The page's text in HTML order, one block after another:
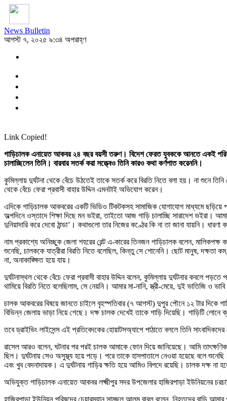
News Bulletin
আগস্ট ৭, ২০২৫ ৯:৩৪ অপরাহ্ণ
Link Copied!
গাড়িচালক এনায়েত আকবর ২৪ বছর বয়সী তরুণ। বিদেশ ফেরত যুবককে আনতে একই
চালাচ্ছিলেন তিনি। বারবার সতর্ক করা সত্ত্বেও তিনি কারও কথা কর্ণপাত করেননি।
কুমিল্লায় দুর্ঘটনা থেকে বেঁচে উঠতেই তাকে সতর্ক করে বিরতি নিতে বলা হয়। না শুনে
থেকে বেঁচে ফেরা প্রবাসী বাহার উদ্দিন এমনটাই অভিযোগ করেন।
এদিকে গাড়িচালক আকবরের একটি ভিডিও টিকটকসহ সামাজিক যোগাযোগ মাধ্যমে ছড়িয়ে
অল্পদিনে ওস্তাদে শিক্ষা দিছে মন ভইরা, তাইতো আজ গাড়ি চালাচ্ছি সারাদেশ ভইরা।
দুনিয়াদারি করে দেবো ঠান্ডা’। কথাগুলো তার নিজের কণ্ঠের কি না তা জানা যায়নি।
নাম প্রকাশ্যে অনিচ্ছুক জেলা শহরের রেন্ট এ-কারের তিনজন গাড়িচালক বলেন,
শুনেছি, চালককে যাত্রীরা বিরতি নিতে বলেছিল, কিন্তু সে শোনেনি। ছোট মানুষ,
না, অনাকাঙ্ক্ষিত হয়ে যায়।
দুর্ঘটনাস্থল থেকে বেঁচে ফেরা প্রবাসী বাহার উদ্দিন বলেন, কুমিল্লায় দুর্ঘটনার কবলে
থামিয়ে বিরতি নিতে বলেছিলাম, সে নেয়নি। আমার মা-নানি, স্ত্রী-মেয়ে, দুই ভাতিজি ও
চালক আকবরের বিষয়ে জানতে চাইলে বৃহস্পতিবার (৭ আগস্ট) দুপুর পৌনে ১২ টার দিকে
বিভিন্ন জেলায় ভাড়া নিয়ে গেছে। দক্ষ চালক দেখেই তাকে গাড়ি দিয়েছি। গাড়িটি
তবে ড্রাইভিং লাইসেন্স এই প্রতিবেদকের হোয়াটসঅ্যাপে পাঠাতে বললে তিনি সাংবাদিকদের
রাসেল আরও বলেন, ঘটনার পর পরই চালক আমাকে ফোন দিয়ে জানিয়েছে। আমি তাৎক্ষণিক
ছিল। দুর্ঘটনায় সেও অসুস্থ্য হয়ে পড়ে। পরে তাকে হাসপাতালে নেওয়া হয়েছে বলে
এবং খুব বেদনাদায়ক। এ দুর্ঘটনায় গাড়ির ক্ষতি হয়ে আমিও বিপদে রয়েছি। চালক দক্ষ না
অভিযুক্ত গাড়িচালক এনায়েত আকবর লক্ষ্মীপুর সদর উপজেলার হাজিরপাড়া ইউনিয়নের
হাজিরপাড়া ইউনিয়ন পরিষদের চেয়ারম্যান সামছুল আলম বাবুল বলেন, নিহতদের বাড়ি